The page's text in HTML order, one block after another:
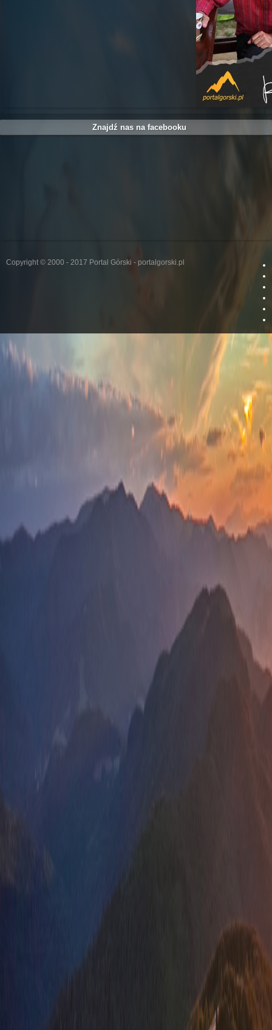
Znajdź nas na facebooku
Copyright © 2000 - 2017 Portal Górski - portalgorski.pl